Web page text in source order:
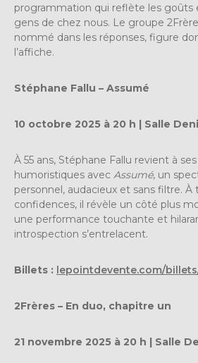
programmation qui reflète les goûts
gens de chez nous. Le groupe
nommé dans les réponses, figure
l’affiche.
Stéphane Fallu – Assumé
10 octobre 2025 à 20 h | Salle
À 55 ans, Stéphane Fallu revient à
humoristiques avec Assumé, un
personnel, audacieux et sans filtre.
confidences, il révèle un côté plus
une performance touchante et
introspection s’entrelacent.
Billets : lepointdevente.com/billets/
2Frères – En duo, chapitre un
21 novembre 2025 à 20 h | Salle